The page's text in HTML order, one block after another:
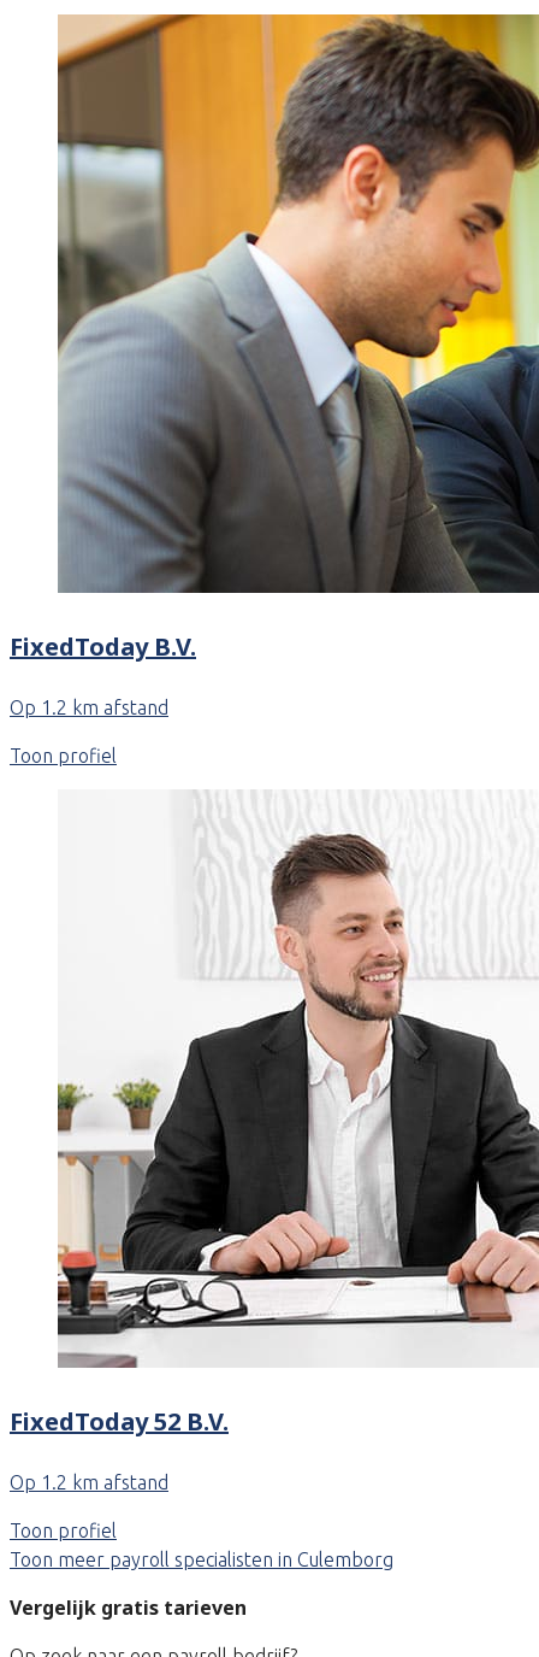
FixedToday B.V.
Op 1.2 km afstand
Toon profiel
FixedToday 52 B.V.
Op 1.2 km afstand
Toon profiel
Toon meer payroll specialisten in Culemborg
Vergelijk gratis tarieven